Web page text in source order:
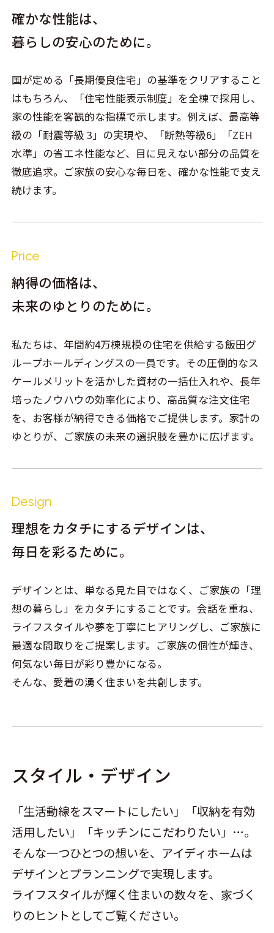
確かな性能は、
暮らしの安心のために。
国が定める「長期優良住宅」の基準をクリアすること
はもちろん、「住宅性能表示制度」を全棟で採用し、
家の性能を客観的な指標で示します。例えば、最高等
級の「耐震等級 3」の実現や、「断熱等級6」「ZEH
水準」の省エネ性能など、目に見えない部分の品質を
徹底追求。ご家族の安心な毎日を、確かな性能で支え
続けます。
Price
納得の価格は、
未来のゆとりのために。
私たちは、年間約4万棟規模の住宅を供給する飯田グ
ループホールディングスの一員です。その圧倒的なス
ケールメリットを活かした資材の一括仕入れや、長年
培ったノウハウの効率化により、高品質な注文住宅
を、お客様が納得できる価格でご提供します。家計の
ゆとりが、ご家族の未来の選択肢を豊かに広げます。
Design
理想をカタチにするデザインは、
毎日を彩るために。
デザインとは、単なる見た目ではなく、ご家族の「理
想の暮らし」をカタチにすることです。会話を重ね、
ライフスタイルや夢を丁寧にヒアリングし、ご家族に
最適な間取りをご提案します。ご家族の個性が輝き、
何気ない毎日が彩り豊かになる。
そんな、愛着の湧く住まいを共創します。
スタイル・デザイン
「生活動線をスマートにしたい」「収納を有効
活用したい」「キッチンにこだわりたい」…。
そんな一つひとつの想いを、アイディホームは
デザインとプランニングで実現します。
ライフスタイルが輝く住まいの数々を、家づく
りのヒントとしてご覧ください。